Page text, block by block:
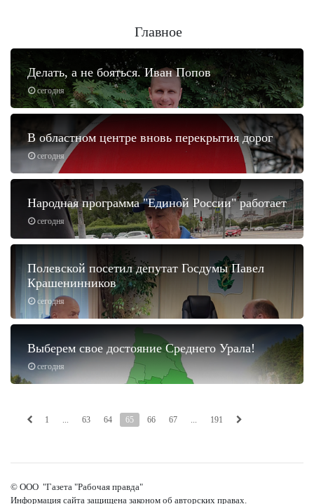
Главное
сегодня
Делать, а не бояться. Иван Попов
сегодня
В областном центре вновь перекрытия дорог
сегодня
Народная программа "Единой России" работает
сегодня
Полевской посетил депутат Госдумы Павел
Крашенинников
сегодня
Выберем свое достояние Среднего Урала!
1 63 64 65 66 67 191
© ООО "Газета "Рабочая правда"
Информация сайта защищена законом об авторских правах.